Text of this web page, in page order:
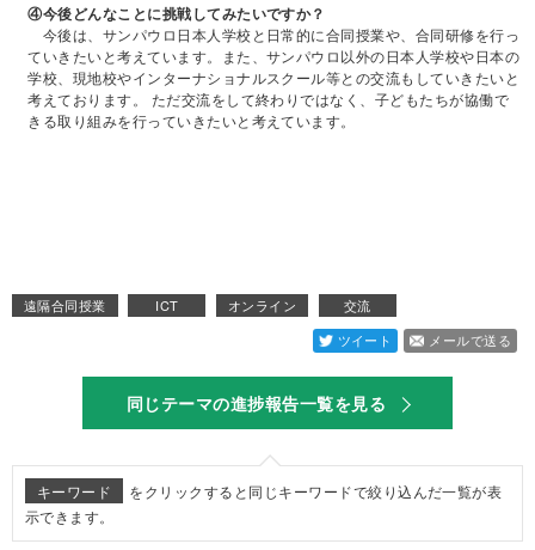
④今後どんなことに挑戦してみたいですか？
今後は、サンパウロ日本人学校と日常的に合同授業や、合同研修を行っ
ていきたいと考えています。また、サンパウロ以外の日本人学校や日本の
学校、現地校やインターナショナルスクール等との交流もしていきたいと
考えております。 ただ交流をして終わりではなく、子どもたちが協働で
きる取り組みを行っていきたいと考えています。
遠隔合同授業 ICT オンライン
交流
ツイート
メールで送る
同じテーマの進捗報告一覧を見る
キーワード
をクリックすると同じキーワードで絞り込んだ一覧が表
示できます。